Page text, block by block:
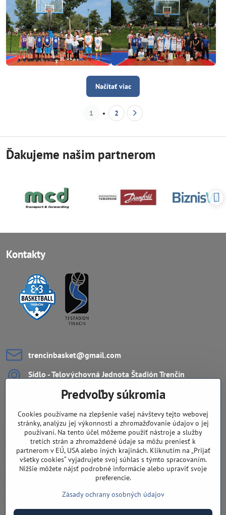
Načítať viac
1 2
Ďakujeme našim partnerom
Kontakty
trencinbasket​@gmail​.com
Sídlo - Telovýchovná Jednota Štadión Trenčín
911 08 Trenčín
Dôležité odkazy
Navigácia
Fandíte nám aj na sieťach?
Instagram Youtube
Predvoľby súkromia
Cookies používame na zlepšenie vašej návštevy tejto webovej
stránky, analýzu jej výkonnosti a zhromažďovanie údajov o jej
používaní. Na tento účel môžeme použiť nástroje a služby
tretích strán a zhromaždené údaje sa môžu preniesť k
partnerom v EÚ, USA alebo iných krajinách. Kliknutím na „Prijať
všetky cookies“ vyjadrujete svoj súhlas s týmto spracovaním.
Nižšie môžete nájsť podrobné informácie alebo upraviť svoje
preferencie.
Zásady ochrany osobných údajov